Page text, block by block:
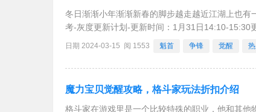
冬日渐渐小年渐渐新春的脚步越走越近江湖上也
考-灰度更新计划-更新时间：1月31日14:10-15:30
日期 2024-03-15 阅 1553 魁首 争锋 觉醒
魔力宝贝觉醒攻略，格斗家玩法折扣介绍
格斗家在游戏里是一个比较特殊的职业，他和其